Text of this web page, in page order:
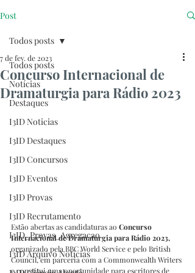
Post
Todos posts
Notícias
Destaques
I3ID Noticias
I3ID Destaques
I3ID Concursos
I3ID Eventos
I3ID Provas
I3ID Recrutamento
I3ID_Provas_Agregacao
I3ID Arquivo Notícias
Todos posts
Concurso Internacional de
Dramaturgia para Rádio 2023
7 de fev. de 2023
Estão abertas as candidaturas ao Concurso
Internacional de Dramaturgia para Rádio 2023,
organizado pela BBC World Service e pelo British
Council, em parceria com a Commonwealth Writers
e constitui uma oportunidade para escritores de